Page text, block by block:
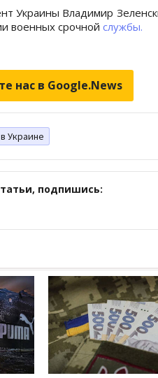
Украины Владимир
военных срочной службы.
нас в Google.News
Украине
подпишись: